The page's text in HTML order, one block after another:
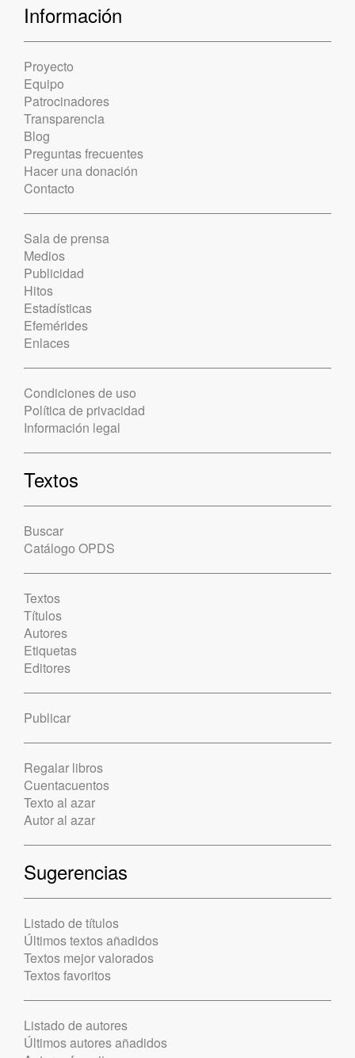
Información
Proyecto
Equipo
Patrocinadores
Transparencia
Blog
Preguntas frecuentes
Hacer una donación
Contacto
Sala de prensa
Medios
Publicidad
Hitos
Estadísticas
Efemérides
Enlaces
Condiciones de uso
Política de privacidad
Información legal
Textos
Buscar
Catálogo OPDS
Textos
Títulos
Autores
Etiquetas
Editores
Publicar
Regalar libros
Cuentacuentos
Texto al azar
Autor al azar
Sugerencias
Listado de títulos
Últimos textos añadidos
Textos mejor valorados
Textos favoritos
Listado de autores
Últimos autores añadidos